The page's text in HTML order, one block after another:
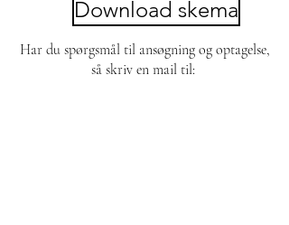
Download skema
Har du spørgsmål til ansøgning og optagelse,
så skriv en mail til: